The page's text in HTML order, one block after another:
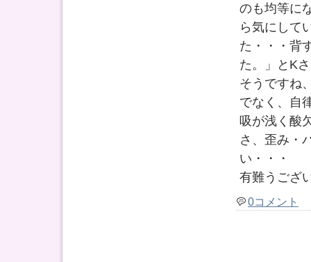
のも均等に
ら気にして
た・・・背
た。」とK
そうですね
でなく、自
吸が浅く酸
さ、歪み・
い・・・
有難うござ
0コメント